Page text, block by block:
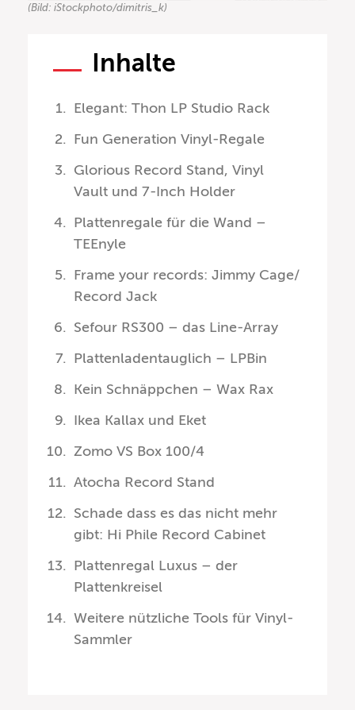
(Bild: iStockphoto/dimitris_k)
Inhalte
Elegant: Thon LP Studio Rack
Fun Generation Vinyl-Regale
Glorious Record Stand, Vinyl
Vault und 7-Inch Holder
Plattenregale für die Wand –
TEEnyle
Frame your records: Jimmy Cage/
Record Jack
Sefour RS300 – das Line-Array
Plattenladentauglich – LPBin
Kein Schnäppchen – Wax Rax
Ikea Kallax und Eket
Zomo VS Box 100/4
Atocha Record Stand
Schade dass es das nicht mehr
gibt: Hi Phile Record Cabinet
Plattenregal Luxus – der
Plattenkreisel
Weitere nützliche Tools für Vinyl-
Sammler